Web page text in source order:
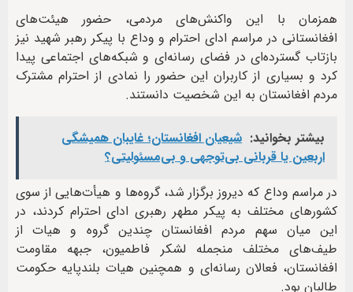
همزمان با این واکنش‌های مردمی، حضور هیئت‌های
افغانستانی در مراسم ادای احترام و وداع با پیکر رهبر شهید نیز
بازتاب گسترده‌ای در فضای رسانه‌ای و شبکه‌های اجتماعی پیدا
کرد و بسیاری از کاربران این حضور را نمادی از احترام مشترک
مردم افغانستان به این شخصیت دانستند.
بیشتر بخوانید: شیعیان افغانستان؛ غایبان همیشگی
اربعین یا قربانی بی‌توجهی و بی‌مسئولیتی؟
در مراسم وداع که دیروز برگزار شد، گروه‌ها و هیأت‌هایی از سوی
کشورهای مختلف به پیکر مطهر رهبری ادای احترام کردند، در
این میان سهم مردم افغانستان چندین گروه و هیات از
طیف‌های مختلف منجمله لشکر فاطمیون، جبهه مقاومت
افغانستان، فعالان رسانه‌ای و همچنین هیات بلندپایه حکومت
طالبان بود.